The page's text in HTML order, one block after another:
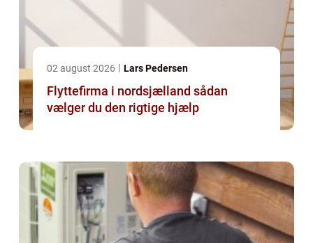
02 august 2026 Lars Pedersen
Flyttefirma i nordsjælland sådan
vælger du den rigtige hjælp